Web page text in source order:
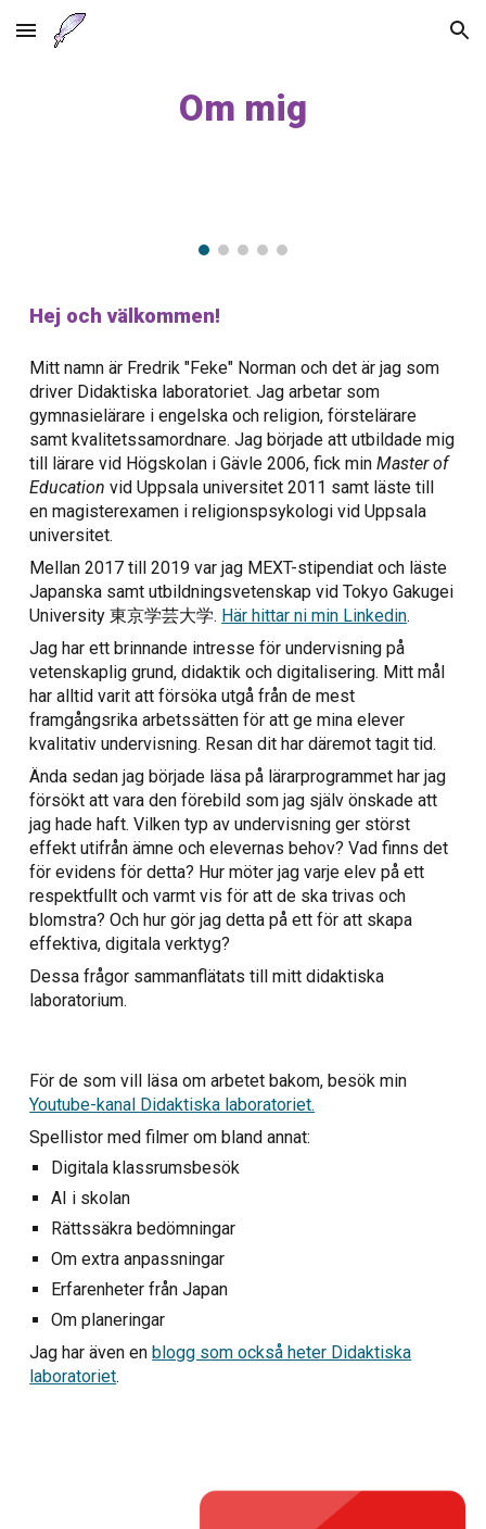
Skip to main content Skip to navigation
Om mig
Hej och välkommen!
Mitt namn är Fredrik "Feke" Norman och det är jag som
driver Didaktiska laboratoriet. Jag arbetar som
gymnasielärare iengelska och religion, förstelärare
samt kvalitetssamordnare. Jag började att utbildade mig
till lärare vid Högskolan i Gävle 2006, fick minMaster of
Education vid Uppsala universitet 2011 samt lästetill
en magisterexamen i religionspsykologi vid Uppsala
universitet.
Mellan 2017 till 2019 var jag MEXT-stipendiat och läste
Japanska samt utbildningsvetenskap vid Tokyo Gakugei
University 東京学芸大学. Här hittar ni min Linkedin.
Jag har ett brinnande intresse för undervisning på
vetenskaplig grund, didaktik och digitalisering. Mitt mål
har alltid varit att försöka utgå från de mest
framgångsrika arbetssätten för att ge mina elever
kvalitativ undervisning. Resan dit har däremot tagit tid.
Ända sedan jag började läsa på lärarprogrammet har jag
försökt att vara den förebild som jag själv önskade att
jag hade haft. Vilken typ av undervisning ger störst
effekt utifrån ämne och elevernas behov? Vad finns det
för evidens för detta? Hur möter jag varje elev på ett
respektfullt och varmt vis för att de ska trivas och
blomstra? Och hur gör jag detta på ett för att skapa
effektiva, digitala verktyg?
Dessafrågor sammanflätats tillmitt didaktiska
laboratorium.
För de som vill läsa om arbetet bakom, besök min
Youtube-kanal Didaktiska laboratoriet.
Spellistor med filmer om bland annat:
Digitala klassrumsbesök
AI i skolan
Rättssäkra bedömningar
Om extra anpassningar
Erfarenheter från Japan
Om planeringar
Jag har även enblogg som också heter Didaktiska
laboratoriet.